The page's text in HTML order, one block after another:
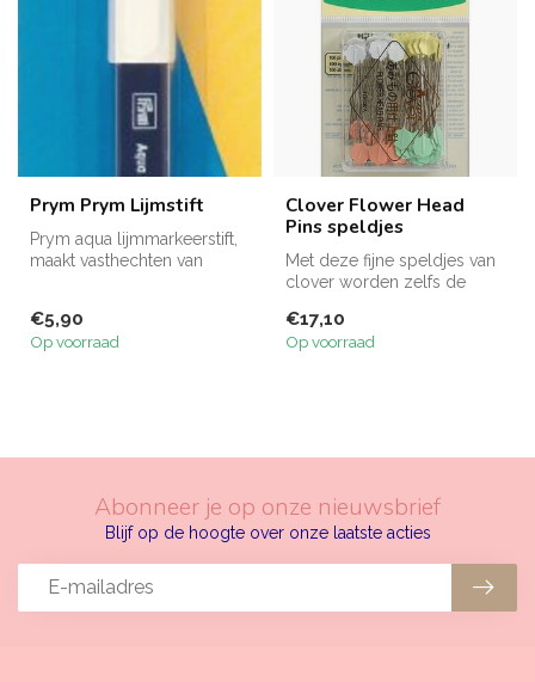
Prym Prym Lijmstift
Prym aqua lijmmarkeerstift,
maakt vasthechten van
€5,90
Op voorraad
Clover Flower Head
Pins speldjes
Met deze fijne speldjes van
clover worden zelfs de
€17,10
Op voorraad
Abonneer je op onze nieuwsbrief
Blijf op de hoogte over onze laatste acties